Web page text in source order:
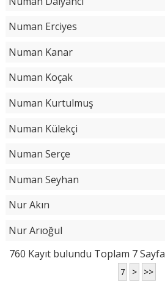
Numan Erciyes
Numan Kanar
Numan Koçak
Numan Kurtulmuş
Numan Külekçi
Numan Serçe
Numan Seyhan
Nur Akın
Nur Arıoğul
760 Kayıt bulundu Toplam 7 Sayfa
7
> >>